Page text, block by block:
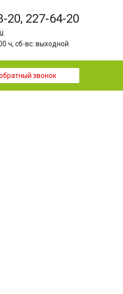
20, 227-64-20
ч, сб-вс: выходной
звонок